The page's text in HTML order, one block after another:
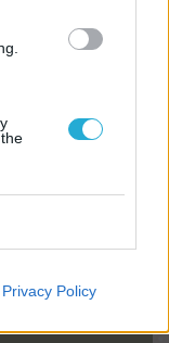
Privacy Policy